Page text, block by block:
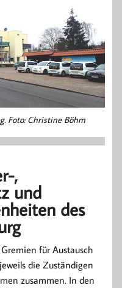
Foto: Christine Böhm
,
und
des
für Austausch
die Zuständigen
zusammen. In den